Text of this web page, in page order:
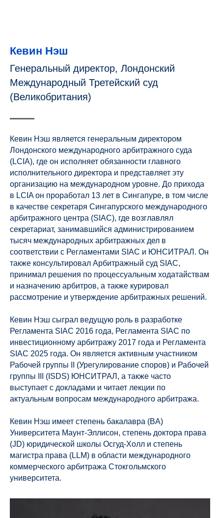
Кевин Нэш
Генеральный директор, Лондонский
Международный Третейский суд
(Великобритания)
Кевин Нэш является генеральным директором
Лондонского международного арбитражного суда
(LCIA), где он исполняет обязанности главного
исполнительного директора и представляет эту
организацию на международном уровне. До прихода
в LCIA он проработал 13 лет в Сингапуре, в том числе
в качестве секретаря Сингапурского международного
арбитражного центра (SIAC), где возглавлял
секретариат, занимавшийся администрированием
тысяч международных арбитражных дел в
соответствии с Регламентами SIAC и ЮНСИТРАЛ. Он
также консультировал Арбитражный суд SIAC,
принимал решения по процессуальным ходатайствам
и назначению арбитров, а также курировал
рассмотрение и утверждение арбитражных решений.
Кевин Нэш сыграл ведущую роль в разработке
Регламента SIAC 2016 года, Регламента SIAC по
инвестиционному арбитражу 2017 года и Регламента
SIAC 2025 года. Он является активным участником
Рабочей группы II (Урегулирование споров) и Рабочей
группы III (ISDS) ЮНСИТРАЛ, а также часто
выступает с докладами и читает лекции по
актуальным вопросам международного арбитража.
Кевин Нэш имеет степень бакалавра (BA)
Университета Маунт-Эллисон, степень доктора права
(JD) юридической школы Осгуд-Холл и степень
магистра права (LLM) в области международного
коммерческого арбитража Стокгольмского
университета.